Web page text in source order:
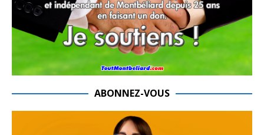
ABONNEZ-VOUS